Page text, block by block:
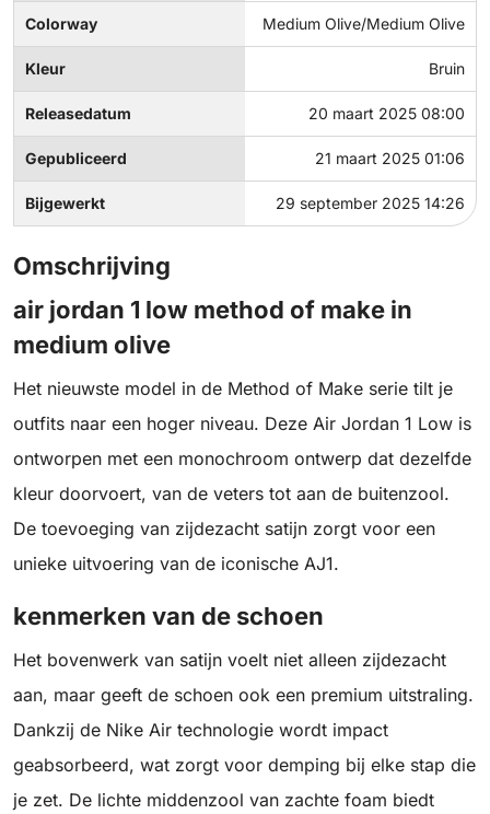
Colorway Medium Olive/Medium Olive
Kleur Bruin
Releasedatum 20 maart 2025 08:00
Gepubliceerd 21 maart 2025 01:06
Bijgewerkt 29 september 2025 14:26
Omschrijving
air jordan 1 low method of make in
medium olive
Het nieuwste model in de Method of Make serie tilt je
outfits naar een hoger niveau. Deze Air Jordan 1 Low is
ontworpen met een monochroom ontwerp dat dezelfde
kleur doorvoert, van de veters tot aan de buitenzool.
De toevoeging van zijdezacht satijn zorgt voor een
unieke uitvoering van de iconische AJ1.
kenmerken van de schoen
Het bovenwerk van satijn voelt niet alleen zijdezacht
aan, maar geeft de schoen ook een premium uitstraling.
Dankzij de Nike Air technologie wordt impact
geabsorbeerd, wat zorgt voor demping bij elke stap die
je zet. De lichte middenzool van zachte foam biedt